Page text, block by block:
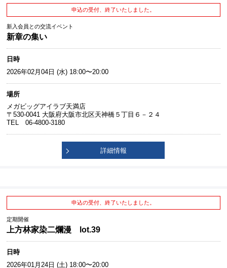
申込の受付、終了いたしました。
新入会員との交流イベント
新章の集い
日時
2026年02月04日 (水) 18:00〜20:00
場所
メガビッグアイラブ天満店
〒530-0041 大阪府大阪市北区天神橋５丁目６－２４
TEL 06-4800-3180
詳細情報
申込の受付、終了いたしました。
定期開催
上方林家染二爛漫 lot.39
日時
2026年01月24日 (土) 18:00〜20:00